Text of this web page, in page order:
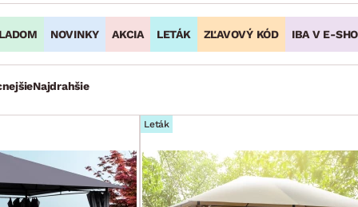
NOVINKY AKCIA LETÁK ZĽAVOVÝ KÓD IBA V E-
Najdrahšie
Leták